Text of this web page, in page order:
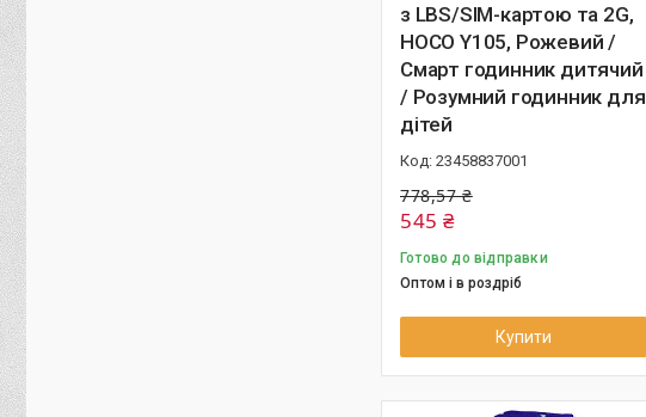
з LBS/SIM-картою та 2G,
HOCO Y105, Рожевий /
Смарт годинник дитячий
/ Розумний годинник для
дітей
23458837001
778,57 ₴
545 ₴
Готово до відправки
Оптом і в роздріб
Купити